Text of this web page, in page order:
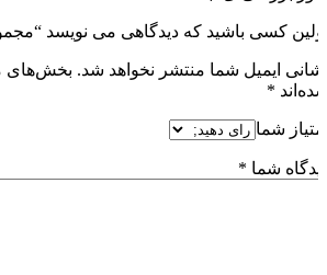
کسی باشید که دیدگاهی می نویسد
ایمیل شما منتشر نخواهد شد. بخش‌های
*
شما
شما *